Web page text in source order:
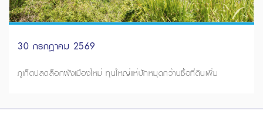
30 กรกฎาคม 2569
ภูเก็ตปลดล็อกผังเมืองใหม่ ทุนใหญ่แห่ปักหมุดกว้านซื้อที่ดินเพิ่ม